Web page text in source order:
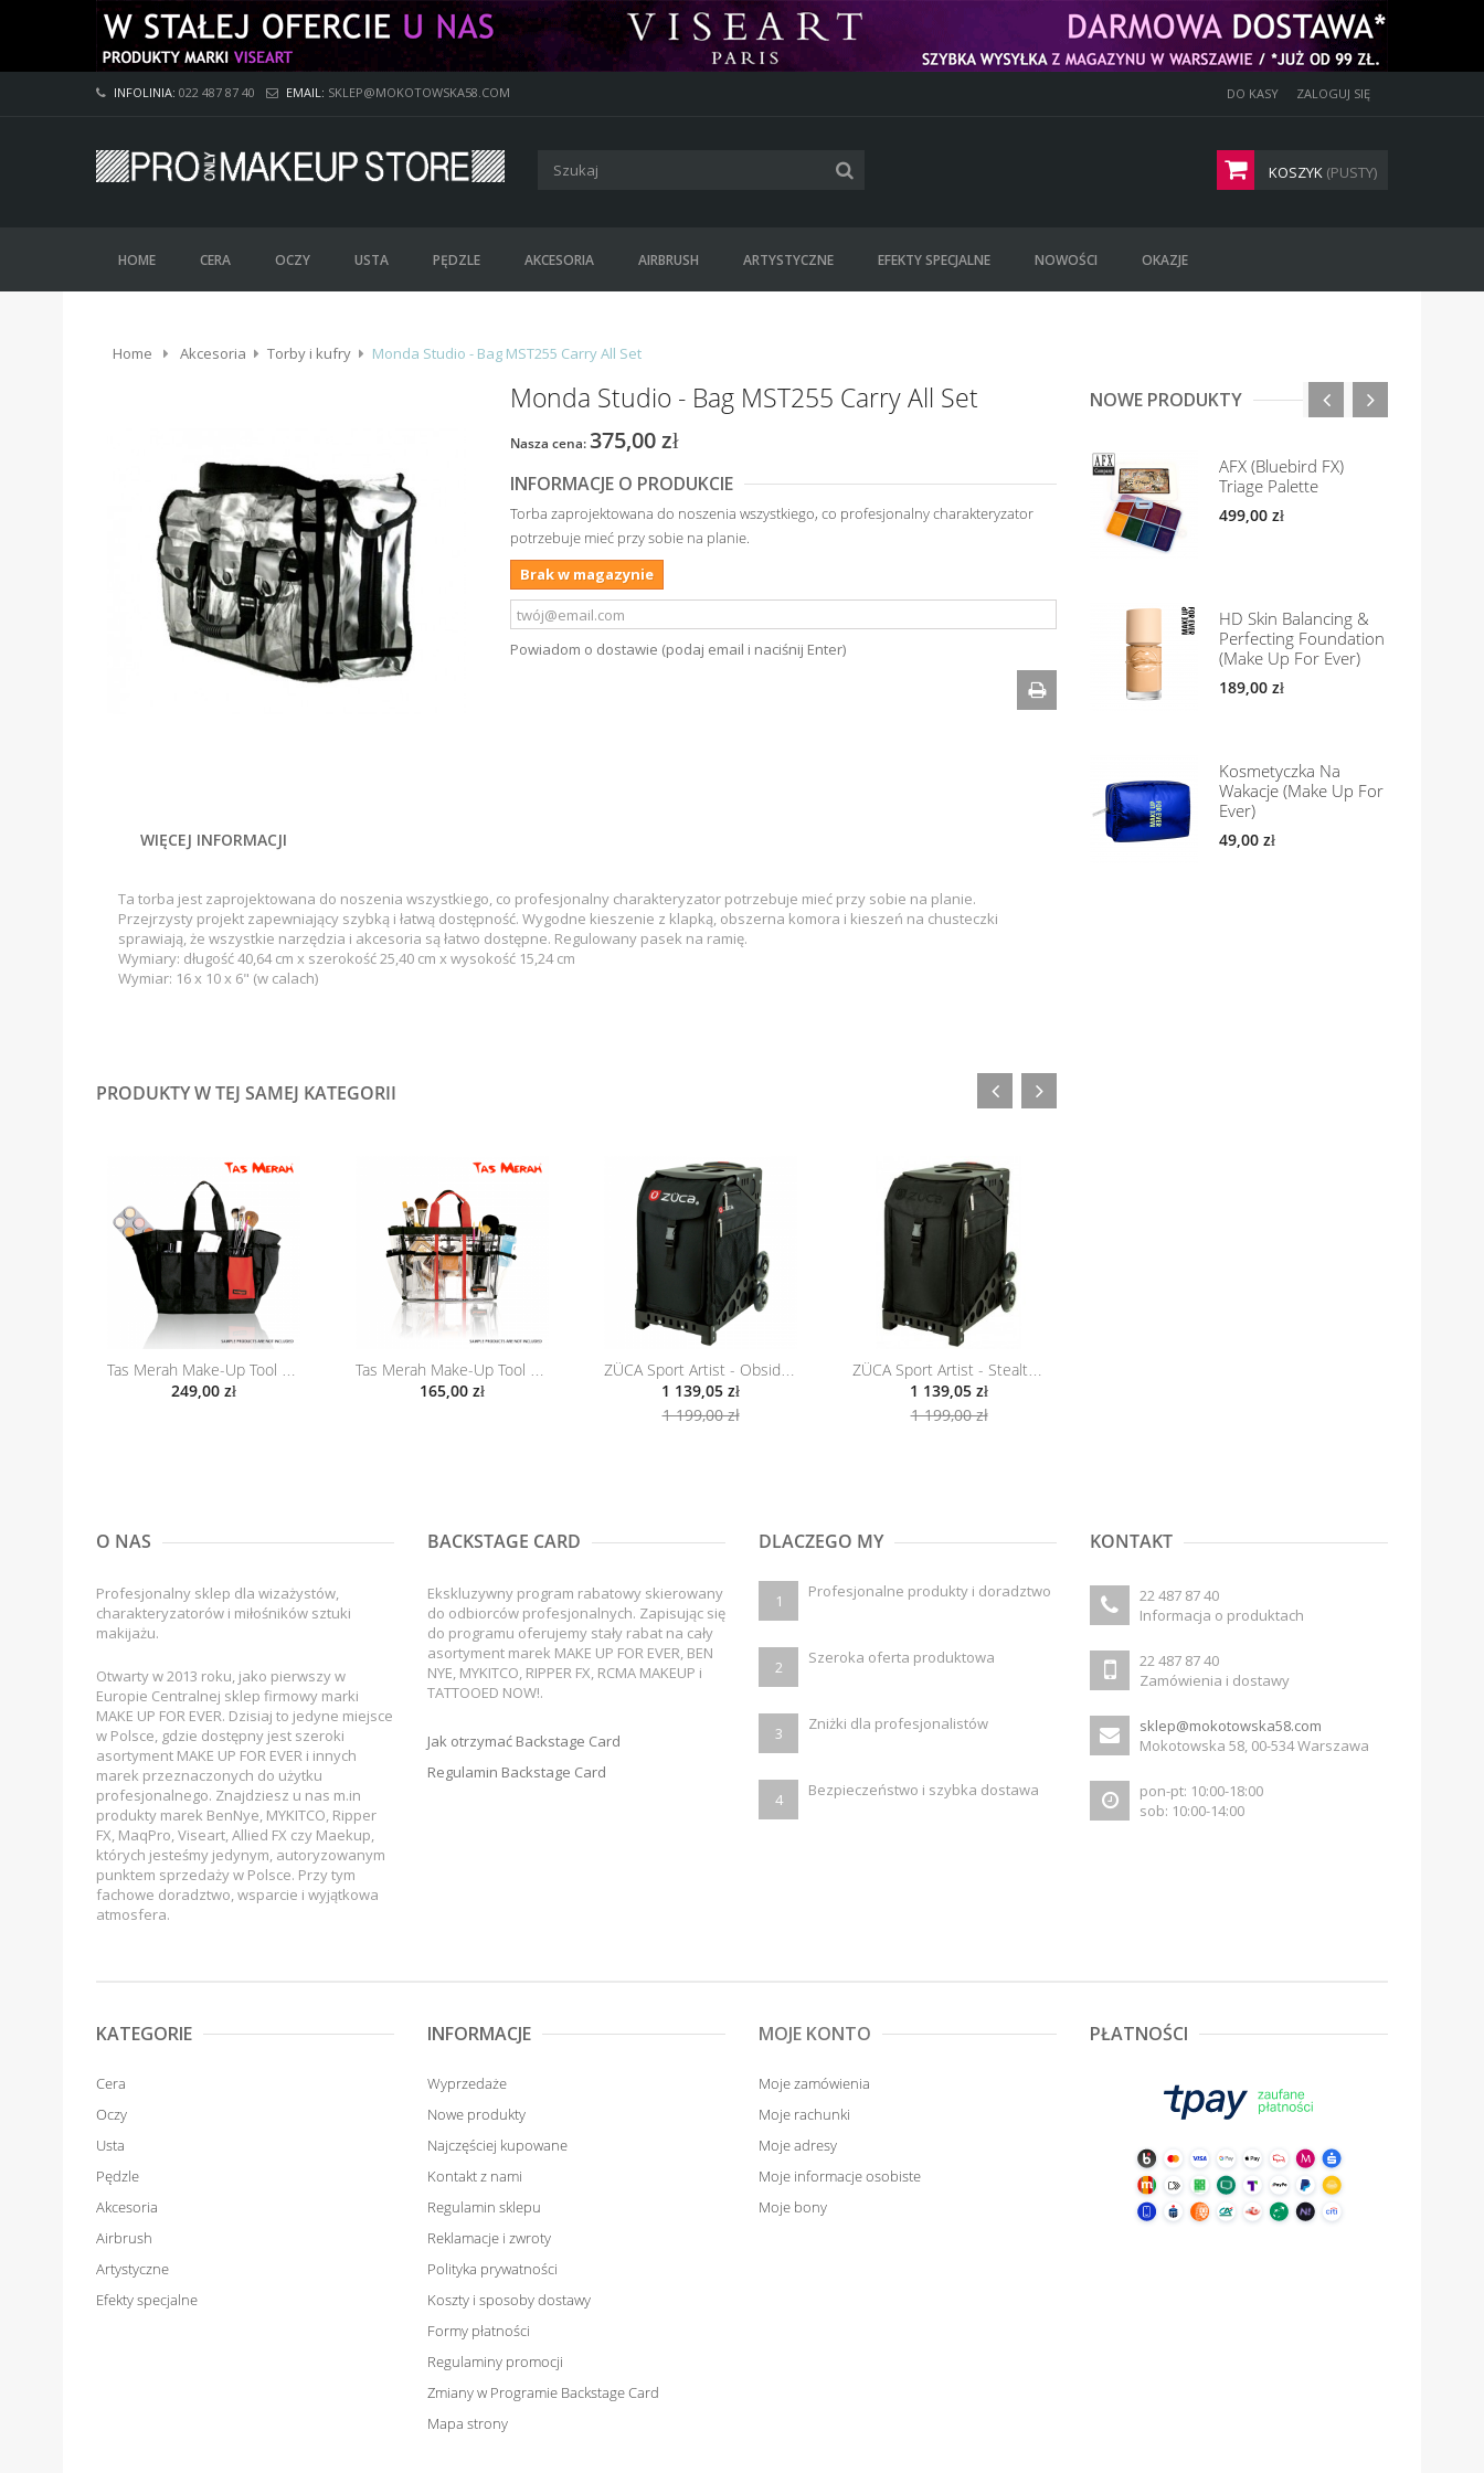
DO KASY ZALOGUJ SIĘ
INFOLINIA: 022 487 87 40 EMAIL: SKLEP@MOKOTOWSKA58.COM
KOSZYK (PUSTY)
HOME CERA OCZY USTA PĘDZLE AKCESORIA AIRBRUSH ARTYSTYCZNE EFEKTY SPECJALNE NOWOŚCI OKAZJE
Home Akcesoria Torby i kufry Monda Studio - Bag MST255 Carry All Set
Monda Studio - Bag MST255 Carry All Set
Nasza cena: 375,00 zł
INFORMACJE O PRODUKCIE
Torba zaprojektowana do noszenia wszystkiego, co profesjonalny charakteryzator
potrzebuje mieć przy sobie na planie.
Brak w magazynie
Powiadom o dostawie (podaj email i naciśnij Enter)
WIĘCEJ INFORMACJI
Ta torba jest zaprojektowana do noszenia wszystkiego, co profesjonalny charakteryzator potrzebuje mieć przy sobie na planie.
Przejrzysty projekt zapewniający szybką i łatwą dostępność. Wygodne kieszenie z klapką, obszerna komora i kieszeń na chusteczki
sprawiają, że wszystkie narzędzia i akcesoria są łatwo dostępne. Regulowany pasek na ramię.
Wymiary: długość 40,64 cm x szerokość 25,40 cm x wysokość 15,24 cm
Wymiar: 16 x 10 x 6" (w calach)
PRODUKTY W TEJ SAMEJ KATEGORII
Tas Merah Make-Up Tool Bag TM-3-2
249,00 zł
Tas Merah Make-Up Tool Bag Small...
165,00 zł
ZÜCA Sport Artist - Obsidian /...
1 139,05 zł
1 199,00 zł
ZÜCA Sport Artist - Stealth /...
1 139,05 zł
1 199,00 zł
NOWE PRODUKTY
AFX (Bluebird FX)
Triage Palette
499,00 zł
HD Skin Balancing &
Perfecting Foundation
(Make Up For Ever)
189,00 zł
Kosmetyczka Na
Wakacje (Make Up For
Ever)
49,00 zł
O NAS
Profesjonalny sklep dla wizażystów,
charakteryzatorów i miłośników sztuki
makijażu.
Otwarty w 2013 roku, jako pierwszy w
Europie Centralnej sklep firmowy marki
MAKE UP FOR EVER. Dzisiaj to jedyne miejsce
w Polsce, gdzie dostępny jest szeroki
asortyment MAKE UP FOR EVER i innych
marek przeznaczonych do użytku
profesjonalnego. Znajdziesz u nas m.in
produkty marek BenNye, MYKITCO, Ripper
FX, MaqPro, Viseart, Allied FX czy Maekup,
których jesteśmy jedynym, autoryzowanym
punktem sprzedaży w Polsce. Przy tym
fachowe doradztwo, wsparcie i wyjątkowa
atmosfera.
BACKSTAGE CARD
Ekskluzywny program rabatowy skierowany
do odbiorców profesjonalnych. Zapisując się
do programu oferujemy stały rabat na cały
asortyment marek MAKE UP FOR EVER, BEN
NYE, MYKITCO, RIPPER FX, RCMA MAKEUP i
TATTOOED NOW!.
Jak otrzymać Backstage Card
Regulamin Backstage Card
DLACZEGO MY
1 Profesjonalne produkty i doradztwo
2 Szeroka oferta produktowa
3 Zniżki dla profesjonalistów
4 Bezpieczeństwo i szybka dostawa
KONTAKT
22 487 87 40
Informacja o produktach
22 487 87 40
Zamówienia i dostawy
sklep@mokotowska58.com
Mokotowska 58, 00-534 Warszawa
pon-pt: 10:00-18:00
sob: 10:00-14:00
KATEGORIE
Cera
Oczy
Usta
Pędzle
Akcesoria
Airbrush
Artystyczne
Efekty specjalne
INFORMACJE
Wyprzedaże
Nowe produkty
Najczęściej kupowane
Kontakt z nami
Regulamin sklepu
Reklamacje i zwroty
Polityka prywatności
Koszty i sposoby dostawy
Formy płatności
Regulaminy promocji
Zmiany w Programie Backstage Card
Mapa strony
MOJE KONTO
Moje zamówienia
Moje rachunki
Moje adresy
Moje informacje osobiste
Moje bony
PŁATNOŚCI